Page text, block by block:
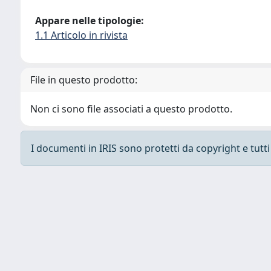
Appare nelle tipologie:
1.1 Articolo in rivista
File in questo prodotto:
Non ci sono file associati a questo prodotto.
I documenti in IRIS sono protetti da copyright e